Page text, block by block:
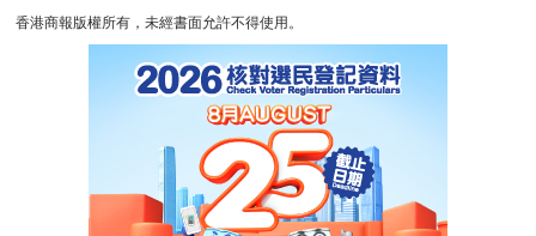
香港商報版權所有，未經書面允許不得使用。